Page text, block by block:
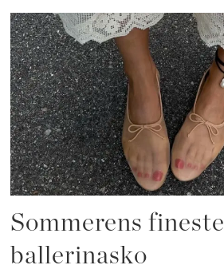
Sommerens fineste
ballerinasko